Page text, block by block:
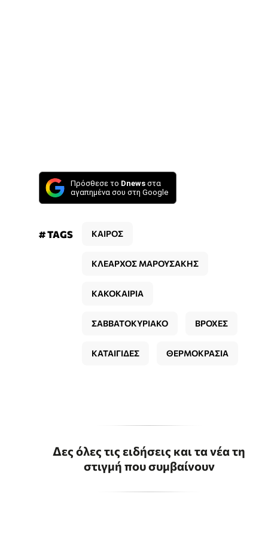
Πρόσθεσε το Dnews στα
αγαπημένα σου στη Google
# TAGS ΚΑΙΡΟΣ
ΚΛΕΑΡΧΟΣ ΜΑΡΟΥΣΑΚΗΣ
ΚΑΚΟΚΑΙΡΙΑ
ΣΑΒΒΑΤΟΚΥΡΙΑΚΟ ΒΡΟΧΕΣ
ΚΑΤΑΙΓΙΔΕΣ ΘΕΡΜΟΚΡΑΣΙΑ
Δες όλες τις ειδήσεις και τα νέα τη
στιγμή που συμβαίνουν